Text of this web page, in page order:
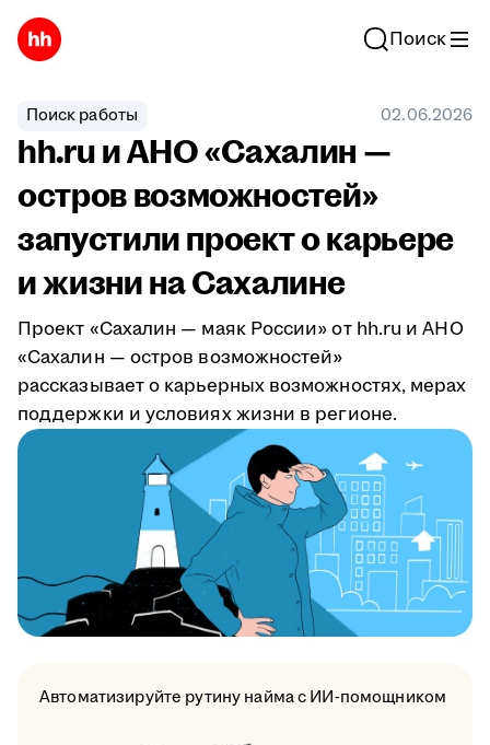
Поиск
Поиск работы 02.06.2026
hh.ru и АНО «Сахалин —
остров возможностей»
запустили проект о карьере
и жизни на Сахалине
Проект «Сахалин — маяк России» от hh.ru и АНО
«Сахалин — остров возможностей»
рассказывает о карьерных возможностях, мерах
поддержки и условиях жизни в регионе.
Автоматизируйте рутину найма с ИИ-помощником